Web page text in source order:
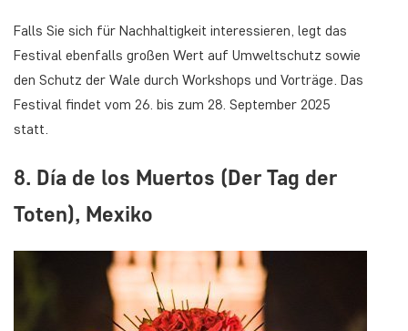
Falls Sie sich für Nachhaltigkeit interessieren, legt das
Festival ebenfalls großen Wert auf Umweltschutz sowie
den Schutz der Wale durch Workshops und Vorträge. Das
Festival findet vom 26. bis zum 28. September 2025
statt.
8. Día de los Muertos (Der Tag der
Toten), Mexiko